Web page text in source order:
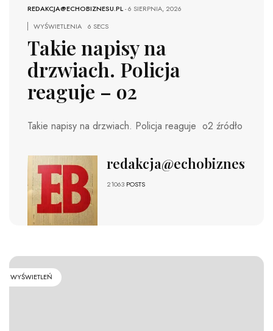
REDAKCJA@ECHOBIZNESU.PL-6 SIERPNIA, 2026
WYŚWIETLENIA
6 SECS
Takie napisy na
drzwiach. Policja
reaguje – o2
Takie napisy na drzwiach. Policja reaguje o2 źródło
redakcja@echobiznesu.pl
21063 POSTS
WYŚWIETLEŃ